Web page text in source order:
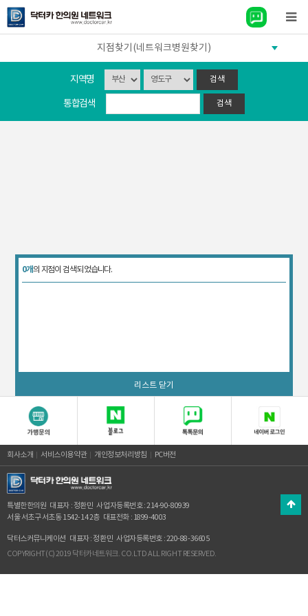
지점찾기(네트워크병원찾기)
지역명
통합검색
0개의 지점이 검색 되었습니다.
리스트 닫기
회사소개 서비스이용약관 개인정보처리방침 PC버전
특별한한의원 대표자 : 정환민 사업자등록번호 : 214-90-80939
서울 서초구 서초동 1542-14 2층 대표전화 : 1899-4003
닥터스커뮤니케이션 대표자 : 정환민 사업자등록번호 : 220-88-36605
COPYRIGHT(C) 2019 닥터카네트워크. CO.LTD ALL RIGHT RESERVED.